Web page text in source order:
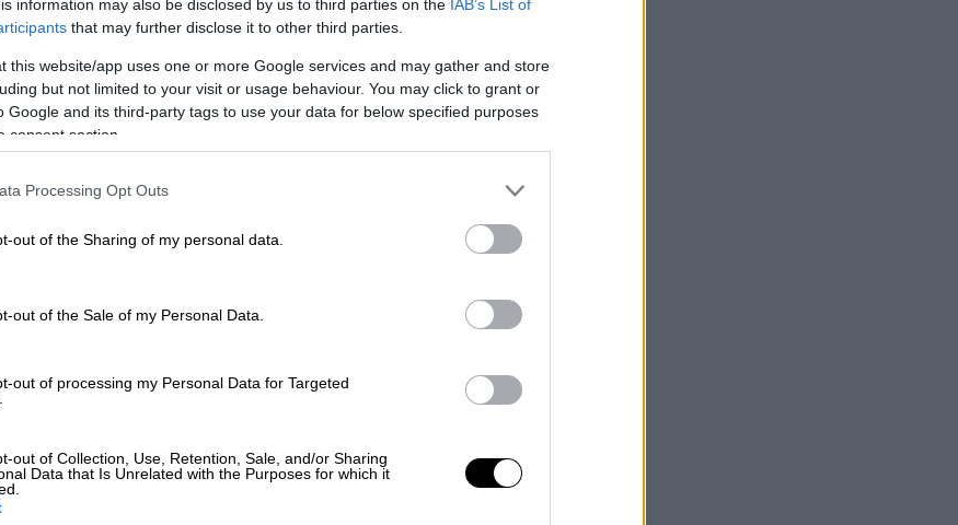
information may also be disclosed by us to third parties on the IAB’s List of
that may further disclose it to other third parties.
this website/app uses one or more Google services and may gather and store
but not limited to your visit or usage behaviour. You may click to grant or
Google and its third-party tags to use your data for below specified purposes
consent section.
Processing Opt Outs
out of the Sharing of my personal data.
out of the Sale of my Personal Data.
out of processing my Personal Data for Targeted
out of Collection, Use, Retention, Sale, and/or Sharing
Data that Is Unrelated with the Purposes for which it